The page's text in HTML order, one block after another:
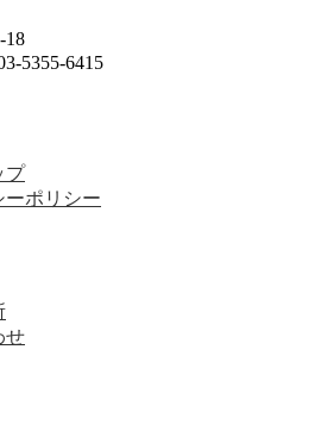
18
5355-6415
プ
ーポリシー
せ